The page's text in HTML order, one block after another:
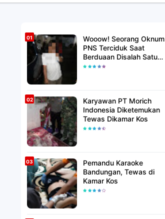
Wooow! Seorang Oknum
PNS Terciduk Saat
Berduaan Disalah Satu
Kamar Hotel Salatiga
Karyawan PT Morich
Indonesia Diketemukan
Tewas Dikamar Kos
Pemandu Karaoke
Bandungan, Tewas di
Kamar Kos